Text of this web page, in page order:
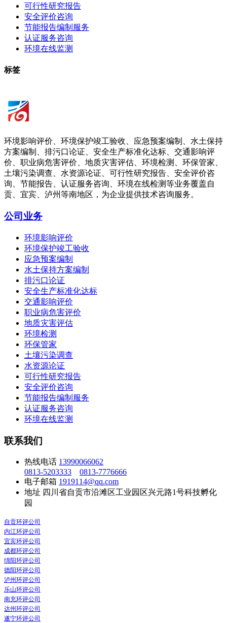
可行性研究报告
安全评价咨询
节能报告编制服务
认证服务咨询
环境在线监测
标签
环境影响评价、环境保护竣工验收、应急预案编制、水土保持
方案编制、排污口论证、安全生产标准化达标、交通影响评
价、职业病危害评价、地质灾害评估、环境检测、环保管家、
土壤污染调查、水资源论证、可行性研究报告、安全评价咨
询、节能报告、认证服务咨询、环境在线检测等业务覆盖自
贡、宜宾、泸州等南地区，为企业提供技术咨询服务。
公司业务
环境影响评价
环境保护竣工验收
应急预案编制
水土保持方案编制
排污口论证
安全生产标准化达标
交通影响评价
职业病危害评价
地质灾害评估
环境检测
环保管家
土壤污染调查
水资源论证
可行性研究报告
安全评价咨询
节能报告编制服务
认证服务咨询
环境在线监测
联系我们
热线电话 13990066062
0813-5203333
0813-7776666
电子邮箱 1919114@qq.com
地址 四川省自贡市沿滩区工业园区兴元路1号科技孵化
园
自贡环评公司
内江环评公司
宜宾环评公司
成都环评公司
绵阳环评公司
德阳环评公司
泸州环评公司
乐山环评公司
南充环评公司
达州环评公司
遂宁环评公司